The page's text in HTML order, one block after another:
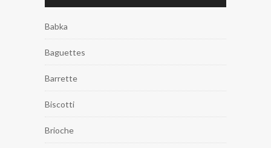
Babka
Baguettes
Barrette
Biscotti
Brioche